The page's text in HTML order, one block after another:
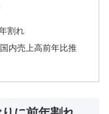
割れ
内売上高前年比推